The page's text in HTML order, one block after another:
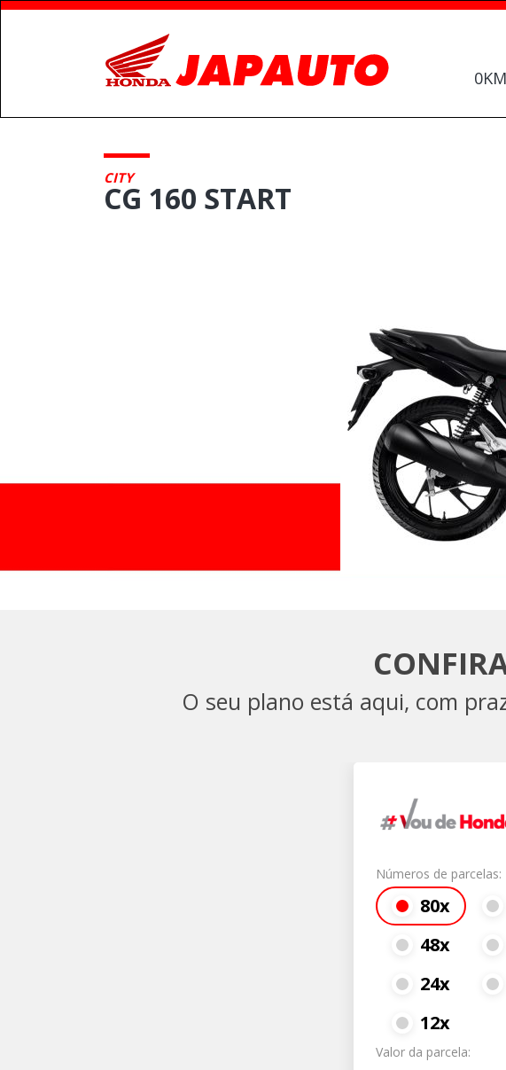
0KM
CITY
CG 160 START
O seu plano está aqui, com
Números de parcelas:
80x
48x
24x
12x
Valor da parcela: